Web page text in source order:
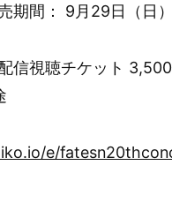
期間： 9月29日（日
信視聴チケット
e/